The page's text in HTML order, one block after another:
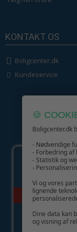
KONTAKT OS
Boligcenter.dk
Kundeservice
GIV
🍪
Boligcenter.dk
- Nødvendige
- Forbedring
- Statistik og
-
Vi og vores
lignende
Dine data kan
og visning af